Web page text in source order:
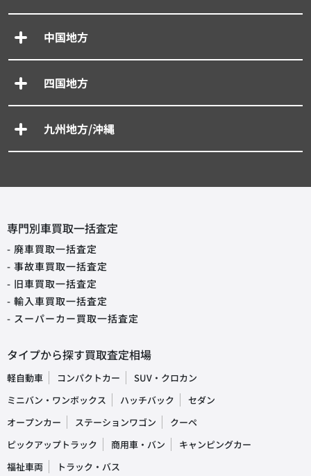
中国地方
四国地方
九州地方/沖縄
専門別車買取一括査定
- 廃車買取一括査定
- 事故車買取一括査定
- 旧車買取一括査定
- 輸入車買取一括査定
- スーパーカー買取一括査定
タイプから探す買取査定相場
軽自動車 コンパクトカー
SUV・クロカン
ミニバン・ワンボックス
ハッチバック
セダン
オープンカー
ステーションワゴン
クーペ
ピックアップトラック
商用車・バン
キャンピングカー
福祉車両
トラック・バス